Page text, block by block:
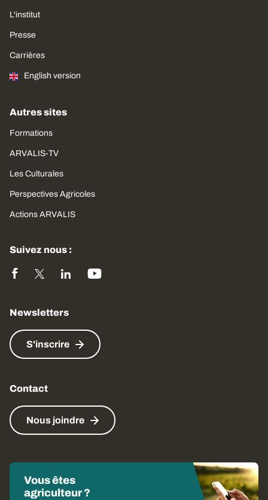
L'institut
Presse
Carrières
English version
Autres sites
Formations
ARVALIS-TV
Les Culturales
Perspectives Agricoles
Actions ARVALIS
Suivez nous :
Newsletters
S'inscrire
Contact
Nous joindre
Vous êtes
agriculteur ?